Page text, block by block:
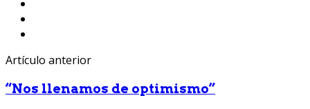
Artículo anterior
“Nos llenamos de optimismo”